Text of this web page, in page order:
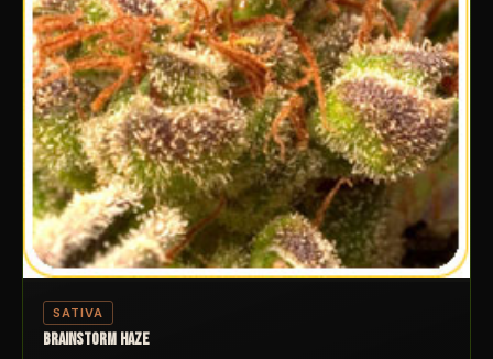
SATIVA
BRAINSTORM HAZE